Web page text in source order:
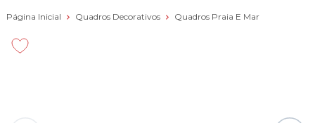
Página Inicial Quadros Decorativos Quadros Praia E Mar